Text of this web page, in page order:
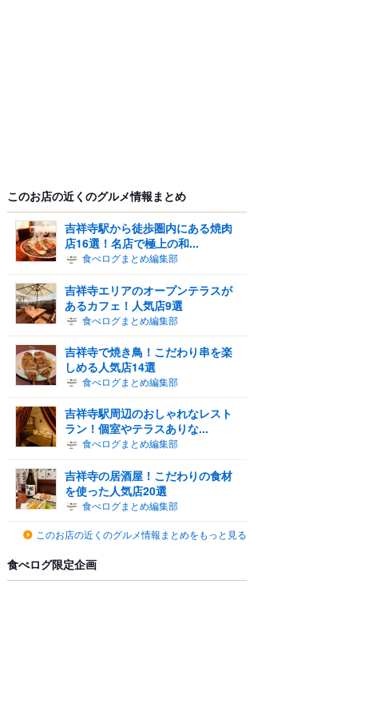
このお店の近くのグルメ情報まとめ
吉祥寺駅から徒歩圏内にある焼肉
店16選！名店で極上の和...
食べログまとめ編集部
吉祥寺エリアのオープンテラスが
あるカフェ！人気店9選
食べログまとめ編集部
吉祥寺で焼き鳥！こだわり串を楽
しめる人気店14選
食べログまとめ編集部
吉祥寺駅周辺のおしゃれなレスト
ラン！個室やテラスありな...
食べログまとめ編集部
吉祥寺の居酒屋！こだわりの食材
を使った人気店20選
食べログまとめ編集部
このお店の近くのグルメ情報まとめをもっと見る
食べログ限定企画